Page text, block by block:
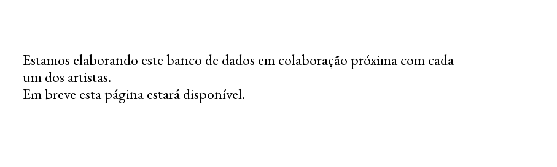
Estamos elaborando este banco de dados em colaboração próxima com cada
um dos artistas.
Em breve esta página estará disponível.